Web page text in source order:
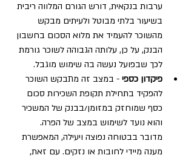
ערבות בנקאית, דורש הגורם המלווה ריבית
בשיעור בלתי מבוטל ולעיתים מבקש
מהשוכר להעמיד את מלוא הסכום בחשבון
הבנק, על כן, עלותה הגבוהה לשוכר גורמת
לכך שבפועל נעשה בה שימוש מוגבל.
פיקדון כספי - במצב זה מתבקש השוכר
להפקיד בתחילת תקופת השכירות סכום
כסף שמוחזק במזומן/בבנק של המשכיר
והוא נועד לשימוש במצב של הפרה.
מדובר בבטוחה נפוצה ויעילה, המאפשרת
מענה מיידי לחובות או נזקים. עם זאת,